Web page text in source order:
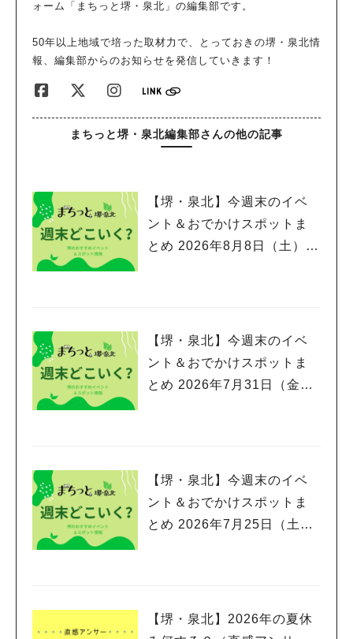
ォーム「まちっと堺・泉北」の編集部です。
50年以上地域で培った取材力で、とっておきの堺・泉北情
報、編集部からのお知らせを発信していきます！
まちっと堺・泉北編集部さんの他の記事
【堺・泉北】今週末のイベ
ント＆おでかけスポットま
とめ 2026年8月8日（土）～
【堺・泉北】今週末のイベ
ント＆おでかけスポットま
とめ 2026年7月31日（金）
【堺・泉北】今週末のイベ
ント＆おでかけスポットま
とめ 2026年7月25日（土）
【堺・泉北】2026年の夏休